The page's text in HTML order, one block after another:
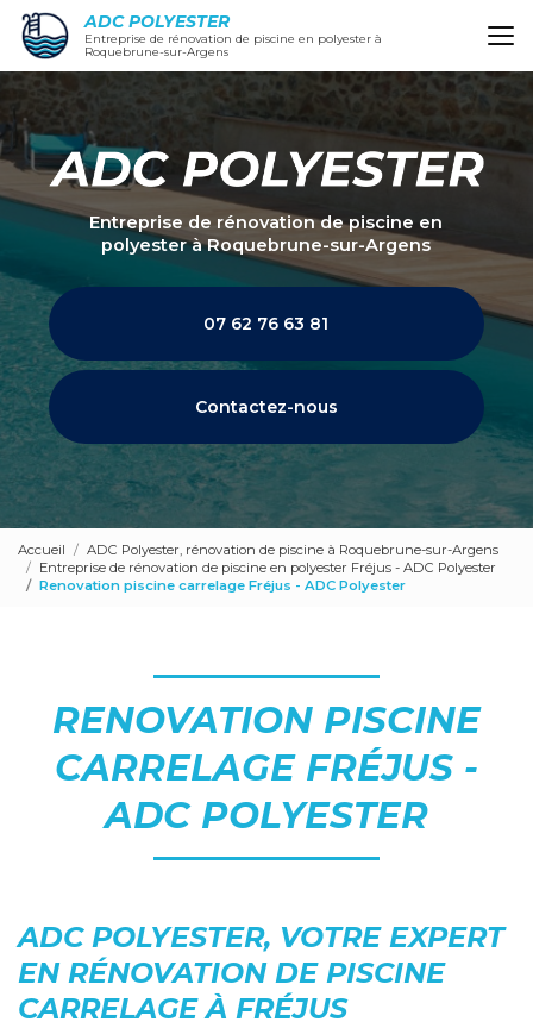
Aller
contenu
principal
ADC POLYESTER
Entreprise de rénovation de piscine en polyester à
Roquebrune-sur-Argens
Entreprise de rénovation de piscine en
polyesterà Roquebrune-sur-Argens
07 62 76 63 81
Contactez-nous
Accueil
ADC Polyester, rénovation de piscine à Roquebrune-sur-Argens
Entreprise de rénovation de piscine en polyester Fréjus - ADC Polyester
Renovation piscine carrelage Fréjus - ADC Polyester
RENOVATION PISCINE
CARRELAGE FRÉJUS -
ADC POLYESTER
ADC POLYESTER, VOTRE EXPERT
EN RÉNOVATION DE PISCINE
CARRELAGE À FRÉJUS